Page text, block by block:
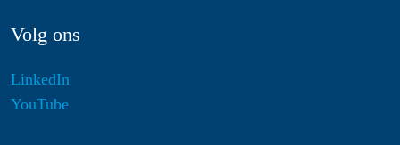
Volg ons
LinkedIn
YouTube